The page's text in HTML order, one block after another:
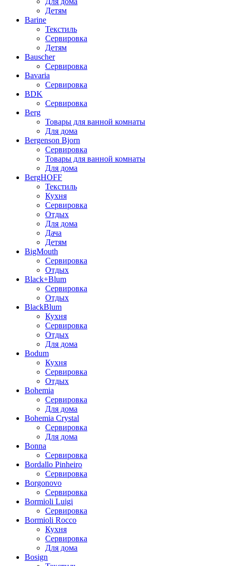
Детям
Barine
Текстиль
Сервировка
Детям
Bauscher
Сервировка
Bavaria
Сервировка
BDK
Сервировка
Berg
Товары для ванной комнаты
Для дома
Bergenson Bjorn
Сервировка
Товары для ванной комнаты
Для дома
BergHOFF
Текстиль
Кухня
Сервировка
Отдых
Для дома
Дача
Детям
BigMouth
Сервировка
Отдых
Black+Blum
Сервировка
Отдых
BlackBlum
Кухня
Сервировка
Отдых
Для дома
Bodum
Кухня
Сервировка
Отдых
Bohemia
Сервировка
Для дома
Bohemia Crystal
Сервировка
Для дома
Bonna
Сервировка
Bordallo Pinheiro
Сервировка
Borgonovo
Сервировка
Bormioli Luigi
Сервировка
Bormioli Rocco
Кухня
Сервировка
Для дома
Bosign